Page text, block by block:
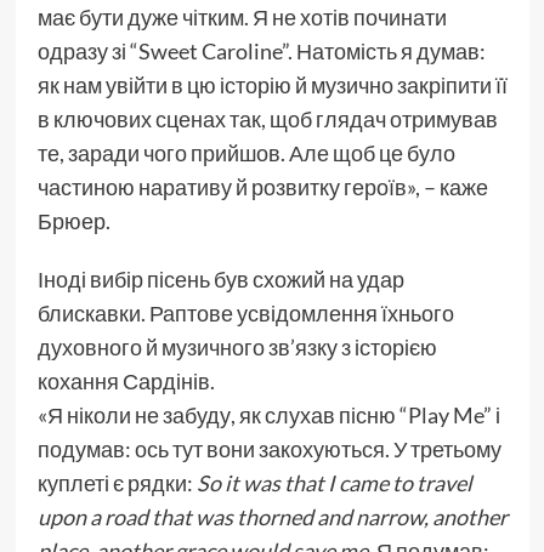
має бути дуже чітким. Я не хотів починати
одразу зі “Sweet Caroline”. Натомість я думав:
як нам увійти в цю історію й музично закріпити її
в ключових сценах так, щоб глядач отримував
те, заради чого прийшов. Але щоб це було
частиною наративу й розвитку героїв», – каже
Брюер.
Іноді вибір пісень був схожий на удар
блискавки. Раптове усвідомлення їхнього
духовного й музичного зв’язку з історією
кохання Сардінів.
«Я ніколи не забуду, як слухав пісню “Play Me” і
подумав: ось тут вони закохуються. У третьому
куплеті є рядки: So it was that I came to travel
upon a road that was thorned and narrow, another